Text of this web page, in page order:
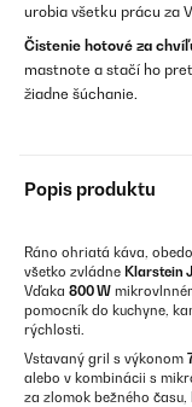
urobia všetku prácu za
Čistenie hotové za
mastnote a stačí ho
žiadne šúchanie.
Popis produktu
Ráno ohriatá káva,
všetko zvládne Klarstein
Vďaka 800 W
pomocník do kuchyne,
rýchlosti.
Vstavaný gril s výkonom
alebo v kombinácii s
za zlomok bežného